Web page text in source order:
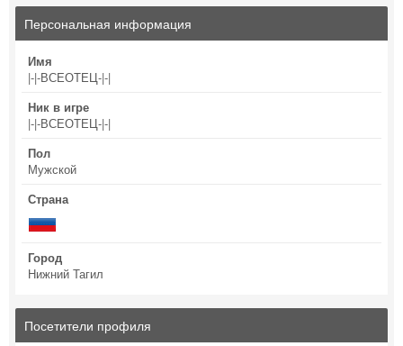
Персональная информация
Имя
|-|-ВСЕОТЕЦ-|-|
Ник в игре
|-|-ВСЕОТЕЦ-|-|
Пол
Мужской
Страна
Город
Нижний Тагил
Посетители профиля